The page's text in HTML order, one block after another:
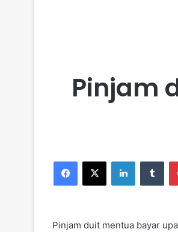
Pinjam
Pinjam duit mentua bayar